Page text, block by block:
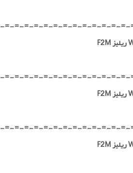
-=-=-=-=-=-=-=-=-=-=-=-=-
-=-=-=-=-=-=-=-=-=-=-=-=-
-=-=-=-=-=-=-=-=-=-=-=-=-